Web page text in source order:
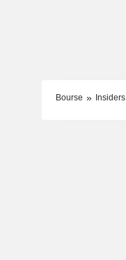
Bourse Insiders